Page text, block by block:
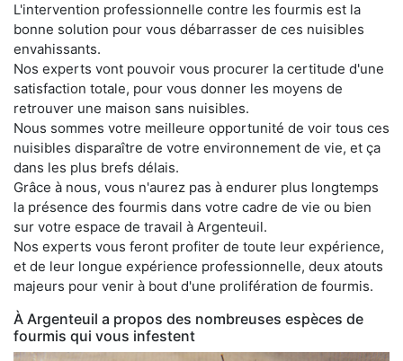
L'intervention professionnelle contre les fourmis est la
bonne solution pour vous débarrasser de ces nuisibles
envahissants.
Nos experts vont pouvoir vous procurer la certitude d'une
satisfaction totale, pour vous donner les moyens de
retrouver une maison sans nuisibles.
Nous sommes votre meilleure opportunité de voir tous ces
nuisibles disparaître de votre environnement de vie, et ça
dans les plus brefs délais.
Grâce à nous, vous n'aurez pas à endurer plus longtemps
la présence des fourmis dans votre cadre de vie ou bien
sur votre espace de travail à Argenteuil.
Nos experts vous feront profiter de toute leur expérience,
et de leur longue expérience professionnelle, deux atouts
majeurs pour venir à bout d'une prolifération de fourmis.
À Argenteuil a propos des nombreuses espèces de
fourmis qui vous infestent